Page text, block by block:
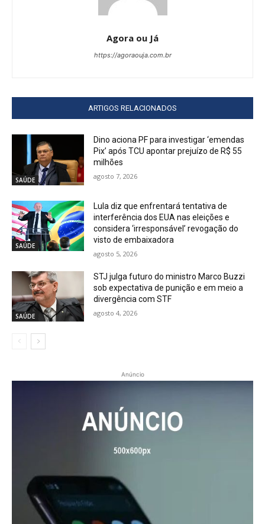
Agora ou Já
https://agoraouja.com.br
ARTIGOS RELACIONADOS
SAÚDE
Dino aciona PF para investigar ‘emendas
Pix’ após TCU apontar prejuízo de R$ 55
milhões
agosto 7, 2026
SAÚDE
Lula diz que enfrentará tentativa de
interferência dos EUA nas eleições e
considera ‘irresponsável’ revogação do
visto de embaixadora
agosto 5, 2026
SAÚDE
STJ julga futuro do ministro Marco Buzzi
sob expectativa de punição e em meio a
divergência com STF
agosto 4, 2026
Anúncio